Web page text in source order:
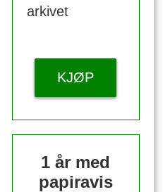
arkivet
KJØP
1 år med
papiravis